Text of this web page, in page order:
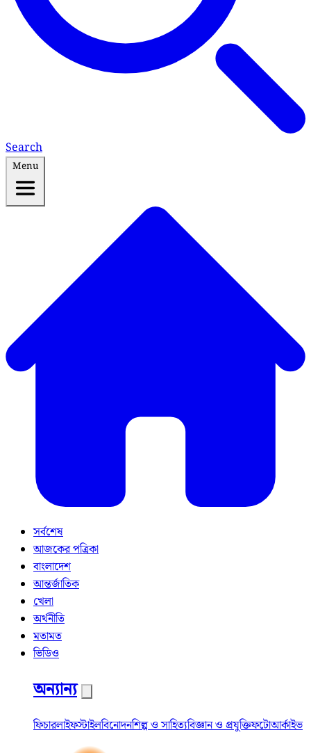
Search
Menu
সর্বশেষ
আজকের পত্রিকা
বাংলাদেশ
আন্তর্জাতিক
খেলা
অর্থনীতি
মতামত
ভিডিও
অন্যান্য
ফিচারলাইফস্টাইলবিনোদনশিল্প ও সাহিত্যবিজ্ঞান ও প্রযুক্তিফটোআর্কাইভ